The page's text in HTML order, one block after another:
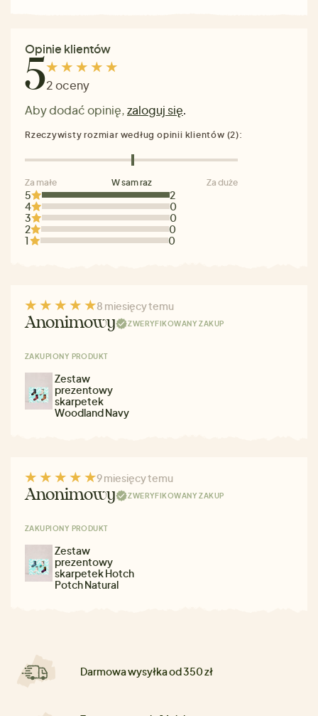
Opinie klientów
52 oceny
Aby dodać opinię,zaloguj się.
5
2
4
0
3
0
2
0
1
0
Rzeczywisty rozmiar według opinii klientów (2):
Za małe W sam raz Za duże
8 miesięcy temu
Anonimowy ZWERYFIKOWANY ZAKUP
ZAKUPIONY PRODUKT
Zestaw
prezentowy
skarpetek
Woodland Navy
9 miesięcy temu
Anonimowy ZWERYFIKOWANY ZAKUP
ZAKUPIONY PRODUKT
Zestaw
prezentowy
skarpetek Hotch
Potch Natural
Darmowa wysyłka od 350 zł